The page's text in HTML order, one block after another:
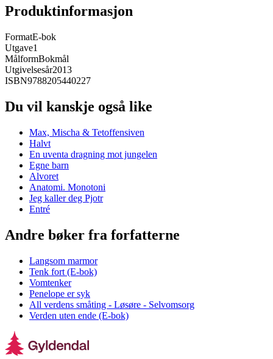
Produktinformasjon
FormatE-bok
Utgave1
MålformBokmål
Utgivelsesår2013
ISBN9788205440227
Du vil kanskje også like
Max, Mischa & Tetoffensiven
Halvt
En uventa dragning mot jungelen
Egne barn
Alvoret
Anatomi. Monotoni
Jeg kaller deg Pjotr
Entré
Andre bøker fra forfatterne
Langsom marmor
Tenk fort (E-bok)
Vomtenker
Penelope er syk
All verdens småting - Løsøre - Selvomsorg
Verden uten ende (E-bok)